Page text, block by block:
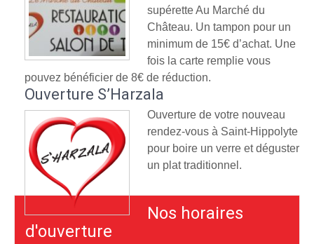
supérette Au Marché du
Château. Un tampon pour un
minimum de 15€ d’achat. Une
fois la carte remplie vous
pouvez bénéficier de 8€ de réduction.
Ouverture S’Harzala
Ouverture de votre nouveau
rendez-vous à Saint-Hippolyte
pour boire un verre et déguster
un plat traditionnel.
Nos horaires
d'ouverture